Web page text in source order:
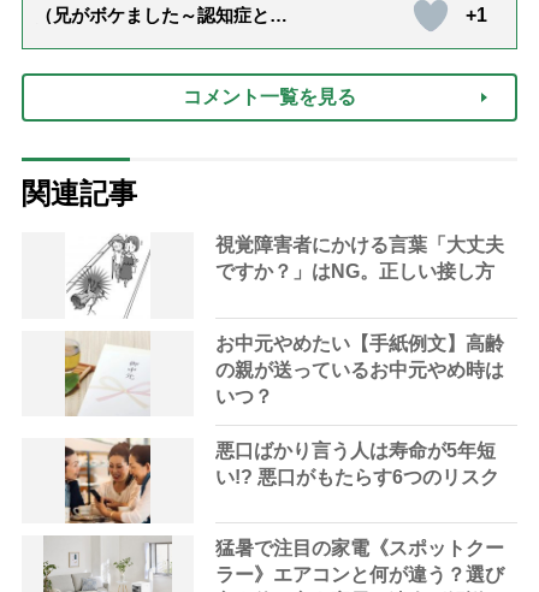
（兄がボケました～認知症と介
達』が届きました」）
+1
コメント一覧を見る
関連記事
視覚障害者にかける言葉「大丈夫
ですか？」はNG。正しい接し方
お中元やめたい【手紙例文】高齢
の親が送っているお中元やめ時は
いつ？
悪口ばかり言う人は寿命が5年短
い!? 悪口がもたらす6つのリスク
猛暑で注目の家電《スポットクー
ラー》エアコンと何が違う？選び